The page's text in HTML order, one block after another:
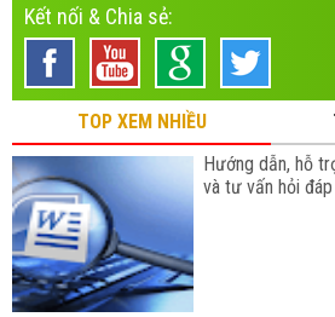
Kết nối & Chia sẻ:
TOP XEM NHIỀU
Hướng dẫn, hỗ
và tư vấn hỏi đáp